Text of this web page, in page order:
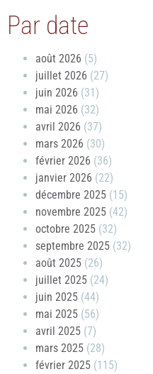
Par date
août 2026 (5)
juillet 2026 (27)
juin 2026 (31)
mai 2026 (32)
avril 2026 (37)
mars 2026 (30)
février 2026 (36)
janvier 2026 (22)
décembre 2025 (15)
novembre 2025 (42)
octobre 2025 (32)
septembre 2025 (32)
août 2025 (26)
juillet 2025 (24)
juin 2025 (44)
mai 2025 (56)
avril 2025 (7)
mars 2025 (28)
février 2025 (115)